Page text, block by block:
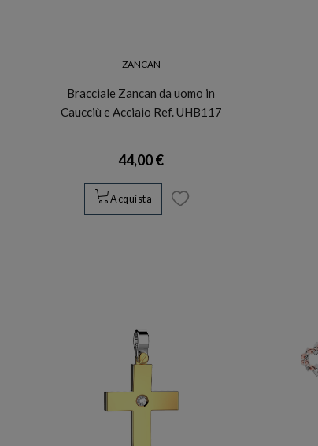
ZANCAN
Bracciale Zancan da uomo in
Caucciù e Acciaio Ref. UHB117
44,00 €
Acquista